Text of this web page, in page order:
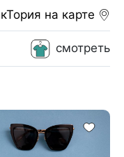
на карте
смотреть